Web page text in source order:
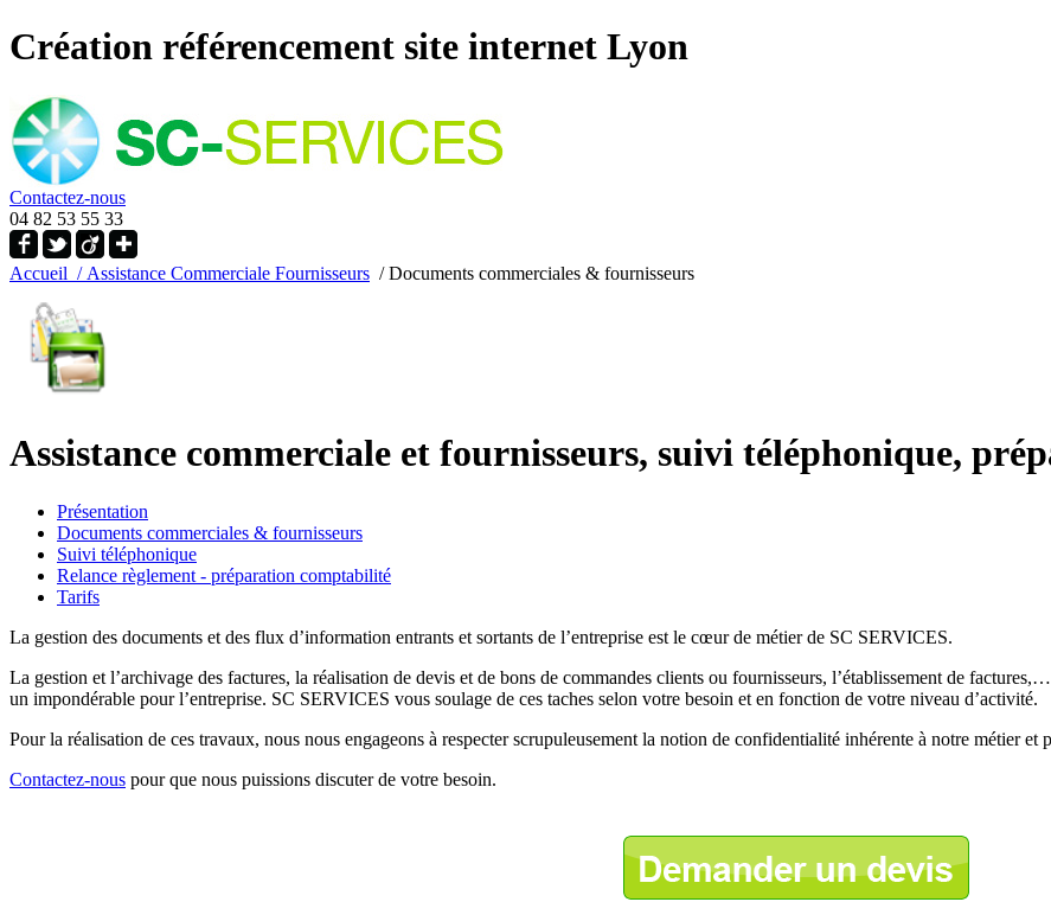
Création référencement site internet Lyon
Contactez-nous
04 82 53 55 33
Accueil / Assistance Commerciale Fournisseurs / Documents commerciales & fournisseurs
Assistance commerciale et fournisseurs, suivi téléphonique,
Présentation
Documents commerciales & fournisseurs
Suivi téléphonique
Relance règlement - préparation comptabilité
Tarifs
La gestion des documents et des flux d’information entrants et sortants de l’entreprise est le cœur de métier de SC SERVICES.
La gestion et l’archivage des factures, la réalisation de devis et de bons de commandes clients ou fournisseurs, l’établissement de
un impondérable pour l’entreprise. SC SERVICES vous soulage de ces taches selon votre besoin et en fonction de votre niveau d’activité.
Pour la réalisation de ces travaux, nous nous engageons à respecter scrupuleusement la notion de confidentialité inhérente à notre métier et
Contactez-nous pour que nous puissions discuter de votre besoin.